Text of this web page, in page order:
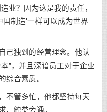
？因为这是我的责任，
国制造'一样可以成为世界
独到的经营理念。他认
”，并且深谙员工对于企业
综合素质。
管多忙，他都坚持每天
、触类旁通。